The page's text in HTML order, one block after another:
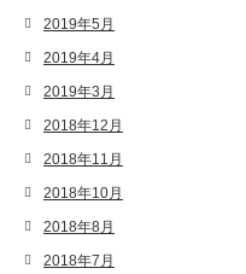
2019年5月
2019年4月
2019年3月
2018年12月
2018年11月
2018年10月
2018年8月
2018年7月